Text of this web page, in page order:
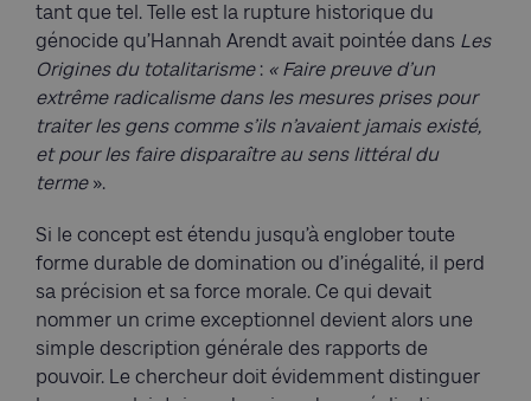
tant que tel. Telle est la rupture historique du
génocide qu’Hannah Arendt avait pointée dans Les
Origines du totalitarisme: « Faire preuve d’un
extrême radicalisme dans les mesures prises pour
traiter les gens comme s’ils n’avaient jamais existé,
et pour les faire disparaître au sens littéral du
terme».
Si le concept est étendu jusqu’à englober toute
forme durable de domination ou d’inégalité, il perd
sa précision et sa force morale. Ce qui devait
nommer un crime exceptionnel devient alors une
simple description générale des rapports de
pouvoir. Le chercheur doit évidemment distinguer